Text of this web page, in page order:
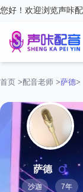
您好！欢迎浏览声咔配
首页 >配音老师 >萨德>
萨德
沙迦 7年